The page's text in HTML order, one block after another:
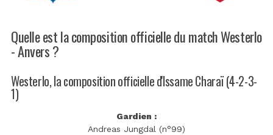
Quelle est la composition officielle du match Westerlo
- Anvers ?
Westerlo, la composition officielle d'Issame Charaï (4-2-3-
1)
Gardien :
Andreas Jungdal (n°99)